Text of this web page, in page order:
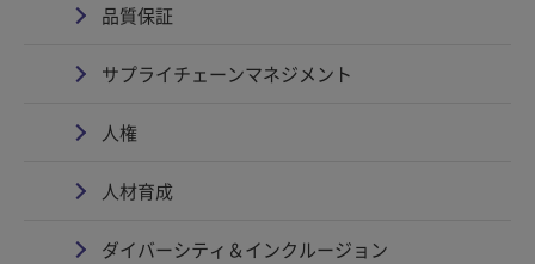
品質保証
サプライチェーンマネジメント
人権
人材育成
ダイバーシティ＆インクルージョン